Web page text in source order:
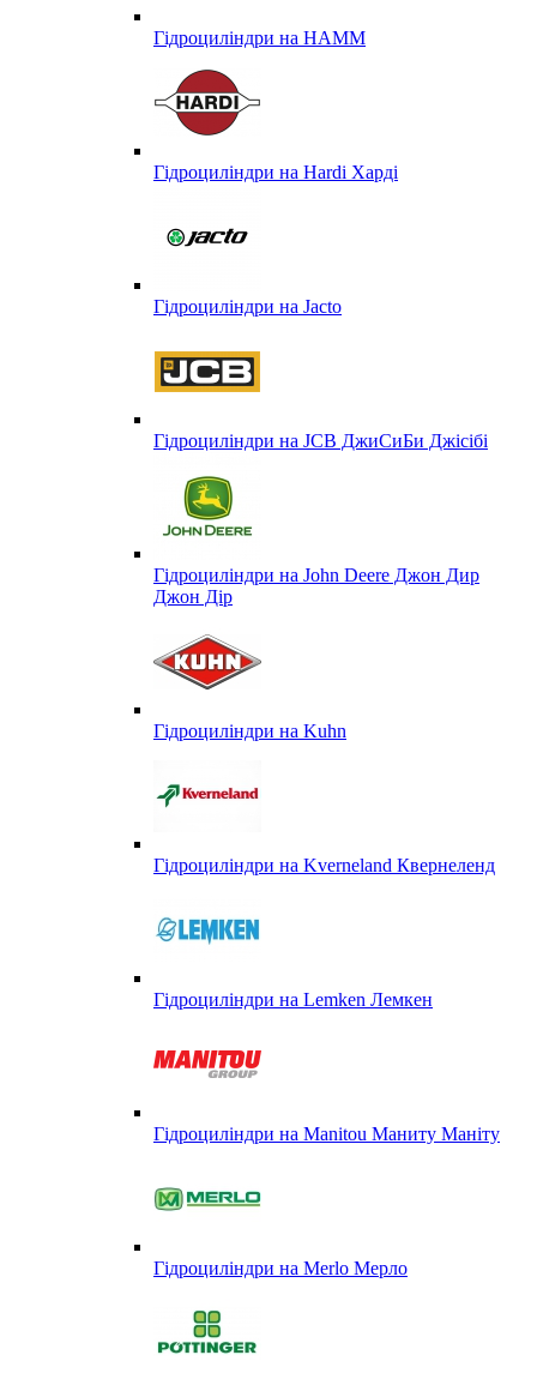
Гідроциліндри на HAMM
Гідроциліндри на Hardi Харді
Гідроциліндри на Jacto
Гідроциліндри на JCB ДжиСиБи Джісібі
Гідроциліндри на John Deere Джон Дир
Джон Дір
Гідроциліндри на Kuhn
Гідроциліндри на Kverneland Квернеленд
Гідроциліндри на Lemken Лемкен
Гідроциліндри на Manitou Маниту Маніту
Гідроциліндри на Merlo Мерло